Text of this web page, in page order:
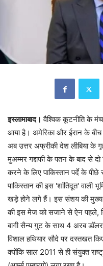
इस्लामाबाद। वैश्विक कूटनीति के
आया है। अमेरिका और ईरान के बीच
अब उत्तर अफ्रीकी देश लीबिया के
मुअम्मर गद्दाफी के पतन के बाद से दो
करने के लिए पाकिस्तान पर्दे के पीछे
पाकिस्तान की इस 'शांतिदूत' वाली
खड़े होने लगे हैं। इस संशय की मुख्य
की इस मेज को सजाने से ऐन पहले,
बागी सैन्य गुट के साथ 4 अरब
विशाल हथियार सौदे पर दस्तखत
क्योंकि साल 2011 से ही संयुक्त